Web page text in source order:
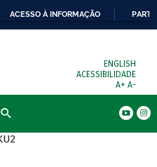
ACESSO À INFORMAÇÃO
ENGLISH
ACESSIBILIDADE
A+ A-